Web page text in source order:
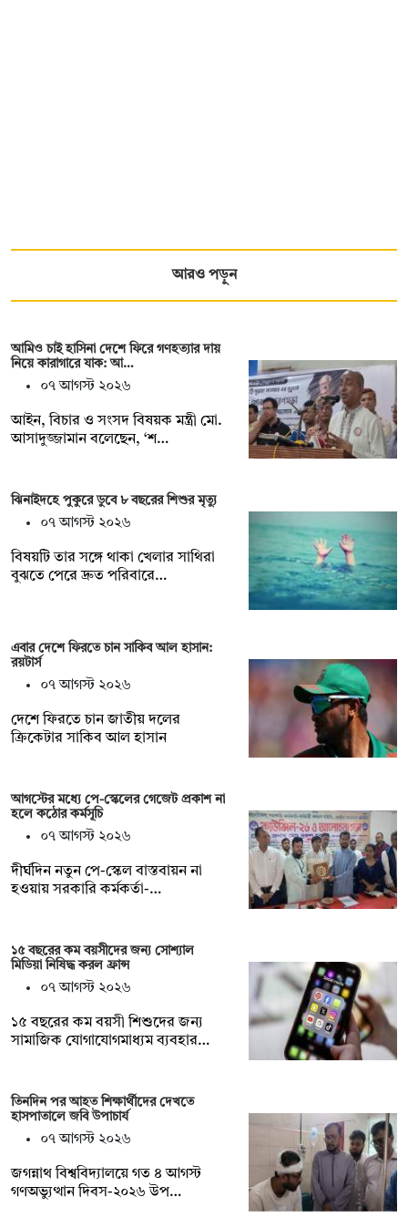
আরও পড়ুন
আমিও চাই হাসিনা দেশে ফিরে গণহত্যার দায়
নিয়ে কারাগারে যাক: আ…
০৭ আগস্ট ২০২৬
আইন, বিচার ও সংসদ বিষয়ক মন্ত্রী মো.
আসাদুজ্জামান বলেছেন, ‘শ…
ঝিনাইদহে পুকুরে ডুবে ৮ বছরের শিশুর মৃত্যু
০৭ আগস্ট ২০২৬
বিষয়টি তার সঙ্গে থাকা খেলার সাথিরা
বুঝতে পেরে দ্রুত পরিবারে…
এবার দেশে ফিরতে চান সাকিব আল হাসান:
রয়টার্স
০৭ আগস্ট ২০২৬
দেশে ফিরতে চান জাতীয় দলের
ক্রিকেটার সাকিব আল হাসান
আগস্টের মধ্যে পে-স্কেলের গেজেট প্রকাশ না
হলে কঠোর কর্মসূচি
০৭ আগস্ট ২০২৬
দীর্ঘদিন নতুন পে-স্কেল বাস্তবায়ন না
হওয়ায় সরকারি কর্মকর্তা-…
১৫ বছরের কম বয়সীদের জন্য সোশ্যাল
মিডিয়া নিষিদ্ধ করল ফ্রান্স
০৭ আগস্ট ২০২৬
১৫ বছরের কম বয়সী শিশুদের জন্য
সামাজিক যোগাযোগমাধ্যম ব্যবহার…
তিনদিন পর আহত শিক্ষার্থীদের দেখতে
হাসপাতালে জবি উপাচার্য
০৭ আগস্ট ২০২৬
জগন্নাথ বিশ্ববিদ্যালয়ে গত ৪ আগস্ট
গণঅভ্যুত্থান দিবস-২০২৬ উপ…